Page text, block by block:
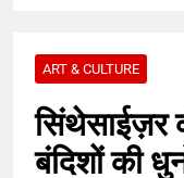
ART & CULTURE
सिंथेसाईज़र
बंदिशों की